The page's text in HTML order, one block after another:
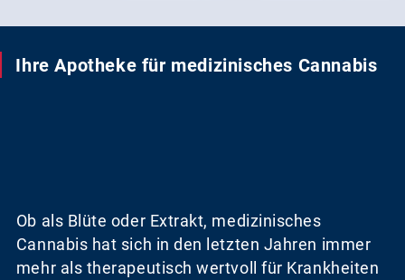
Ihre Apotheke für medizinisches Cannabis
Ob als Blüte oder Extrakt, medizinisches
Cannabis hat sich in den letzten Jahren immer
mehr als therapeutisch wertvoll für Krankheiten